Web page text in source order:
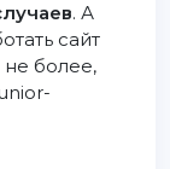
. А
сайт
не более,